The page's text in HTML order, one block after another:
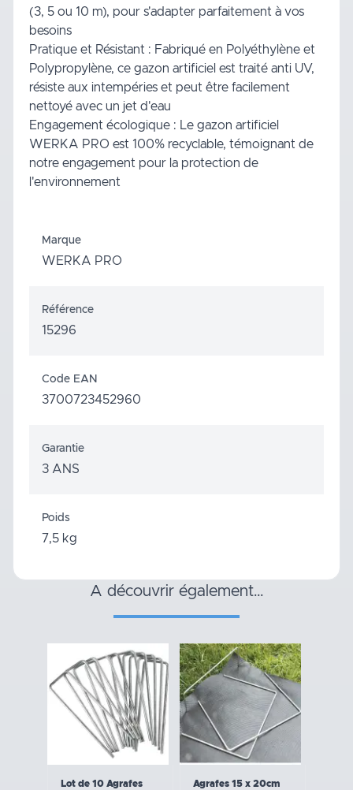
(3, 5 ou 10 m), pour s'adapter parfaitement à vos
besoins
Pratique et Résistant : Fabriqué en Polyéthylène et
Polypropylène, ce gazon artificiel est traité anti UV,
résiste aux intempéries et peut être facilement
nettoyé avec un jet d'eau
Engagement écologique : Le gazon artificiel
WERKA PRO est 100% recyclable, témoignant de
notre engagement pour la protection de
l'environnement
Marque
WERKA PRO
Référence
15296
Code EAN
3700723452960
Garantie
3 ANS
Poids
7,5 kg
a découvrir également…
Lot de 10 Agrafes
Agrafes 15 x 20cm